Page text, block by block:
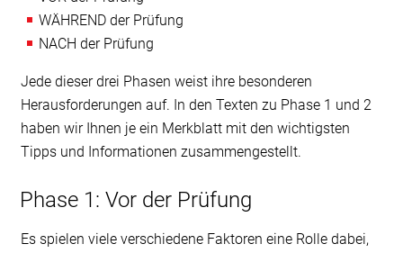
WÄHREND der Prüfung
NACH der Prüfung
Jede dieser drei Phasen weist ihre besonderen
Herausforderungen auf. In den Texten zu Phase 1 und 2
haben wir Ihnen je ein Merkblatt mit den wichtigsten
Tipps und Informationen zusammengestellt.
Phase 1: Vor der Prüfung
Es spielen viele verschiedene Faktoren eine Rolle dabei,